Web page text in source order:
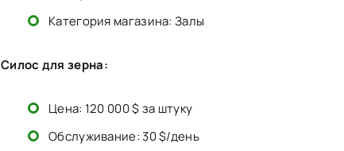
Категория магазина: Залы
Силос для зерна:
Цена: 120 000 $ за штуку
Обслуживание: 30 $/день